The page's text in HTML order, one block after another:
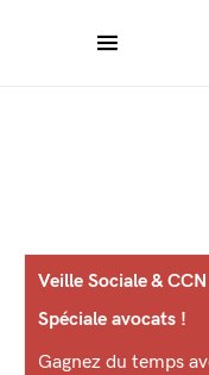
Veille Sociale & CCN
Spéciale avocats !
Gagnez du temps